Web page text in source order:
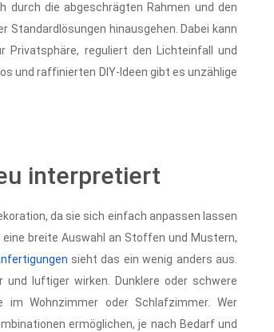
durch die abgeschrägten Rahmen und den
hinausgehen. Dabei kann
Privatsphäre, reguliert den Lichteinfall und
und raffinierten DIY-Ideen gibt es unzählige
interpretiert
da sie sich einfach anpassen lassen
breite Auswahl an Stoffen und Mustern,
sieht das ein wenig anders aus.
luftiger wirken. Dunklere oder schwere
Wohnzimmer oder Schlafzimmer. Wer
ermöglichen, je nach Bedarf und